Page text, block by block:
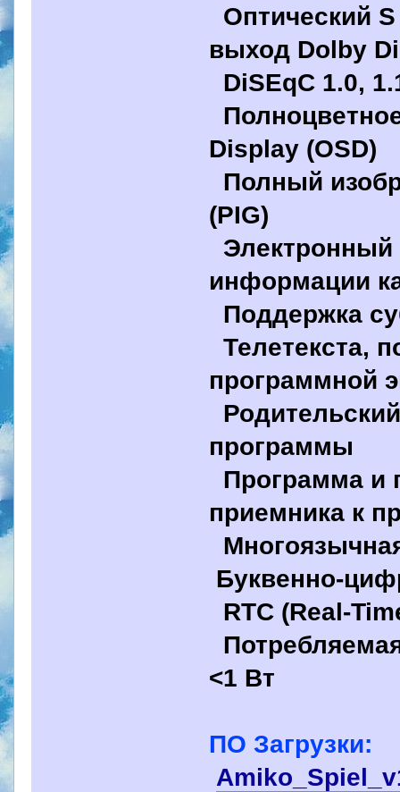
Оптический
выход Dolby
DiSEqC 1.0,
Display (OSD)
Полный
(PIG)
Электронный
информации
Поддержка
Телетекста,
программной
программы
Программа и
приемника к
Буквенно-
RTC (Real-
<1 Вт
ПО Загрузки: